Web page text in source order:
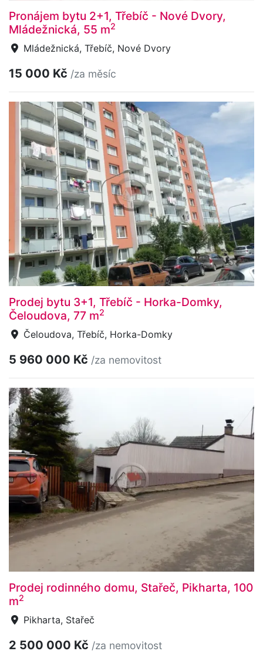
Pronájem bytu 2+1, Třebíč - Nové Dvory,
Mládežnická, 55 m2
Mládežnická, Třebíč, Nové Dvory
15 000 Kč /za měsíc
Prodej bytu 3+1, Třebíč - Horka-Domky,
Čeloudova, 77 m2
Čeloudova, Třebíč, Horka-Domky
5 960 000 Kč /za nemovitost
Prodej rodinného domu, Stařeč, Pikharta, 100
m2
Pikharta, Stařeč
2 500 000 Kč /za nemovitost